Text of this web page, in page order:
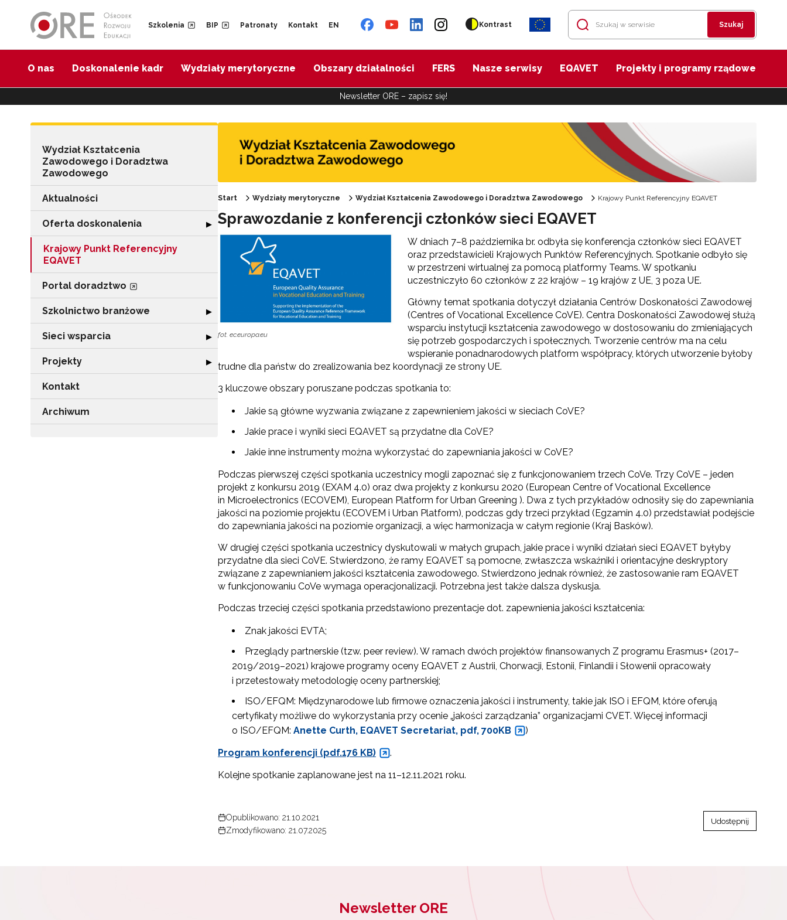
Szkolenia BIP Patronaty Kontakt EN Kontrast Szukaj
O nas Doskonalenie kadr Wydziały merytoryczne Obszary działalności FERS Nasze serwisy EQAVET Projekty i programy rządowe
Newsletter ORE – zapisz się!
Wydział Kształcenia
Zawodowego i Doradztwa
Zawodowego
Aktualności
Oferta doskonalenia Rozwiń sekcję "Oferta doskonalenia"
▶
Krajowy Punkt Referencyjny
EQAVET
Portal doradztwo
Szkolnictwo branżowe Rozwiń sekcję "Szkolnictwo branżowe"
▶
Sieci wsparcia Rozwiń sekcję "Sieci wsparcia"
▶
Projekty Rozwiń sekcję "Projekty"
▶
Kontakt
Archiwum
Start Wydziały merytoryczne Wydział Kształcenia Zawodowego i Doradztwa Zawodowego Krajowy Punkt Referencyjny EQAVET
Sprawozdanie z konferencji członków sieci EQAVET
fot. ec.europa.eu
W dniach 7–8 października br. odbyła się konferencja członków sieci EQAVET
oraz przedstawicieli Krajowych Punktów Referencyjnych. Spotkanie odbyło się
w przestrzeni wirtualnej za pomocą platformy Teams. W spotkaniu
uczestniczyło 60 członków z 22 krajów – 19 krajów z UE, 3 poza UE.
Główny temat spotkania dotyczył działania Centrów Doskonałości Zawodowej
(Centres of Vocational Excellence CoVE). Centra Doskonałości Zawodowej służą
wsparciu instytucji kształcenia zawodowego w dostosowaniu do zmieniających
się potrzeb gospodarczych i społecznych. Tworzenie centrów ma na celu
wspieranie ponadnarodowych platform współpracy, których utworzenie byłoby
trudne dla państw do zrealizowania bez koordynacji ze strony UE.
3 kluczowe obszary poruszane podczas spotkania to:
Jakie są główne wyzwania związane z zapewnieniem jakości w sieciach CoVE?
Jakie prace i wyniki sieci EQAVET są przydatne dla CoVE?
Jakie inne instrumenty można wykorzystać do zapewniania jakości w CoVE?
Podczas pierwszej części spotkania uczestnicy mogli zapoznać się z funkcjonowaniem trzech CoVe. Trzy CoVE – jeden
projekt z konkursu 2019 (EXAM 4.0) oraz dwa projekty z konkursu 2020 (European Centre of Vocational Excellence
in Microelectronics (ECOVEM), European Platform for Urban Greening ). Dwa z tych przykładów odnosiły się do zapewniania
jakości na poziomie projektu (ECOVEM i Urban Platform), podczas gdy trzeci przykład (Egzamin 4.0) przedstawiał podejście
do zapewniania jakości na poziomie organizacji, a więc harmonizacja w całym regionie (Kraj Basków).
W drugiej części spotkania uczestnicy dyskutowali w małych grupach, jakie prace i wyniki działań sieci EQAVET byłyby
przydatne dla sieci CoVE. Stwierdzono, że ramy EQAVET są pomocne, zwłaszcza wskaźniki i orientacyjne deskryptory
związane z zapewnianiem jakości kształcenia zawodowego. Stwierdzono jednak również, że zastosowanie ram EQAVET
w funkcjonowaniu CoVe wymaga operacjonalizacji. Potrzebna jest także dalsza dyskusja.
Podczas trzeciej części spotkania przedstawiono prezentacje dot. zapewnienia jakości kształcenia:
Znak jakości EVTA;
Przeglądy partnerskie (tzw. peer review). W ramach dwóch projektów finansowanych Z programu Erasmus+ (2017–
2019/2019–2021) krajowe programy oceny EQAVET z Austrii, Chorwacji, Estonii, Finlandii i Słowenii opracowały
i przetestowały metodologię oceny partnerskiej;
ISO/EFQM: Międzynarodowe lub firmowe oznaczenia jakości i instrumenty, takie jak ISO i EFQM, które oferują
certyfikaty możliwe do wykorzystania przy ocenie „jakości zarządzania” organizacjami CVET. Więcej informacji
o ISO/EFQM: Anette Curth, EQAVET Secretariat, pdf, 700KB
)
Program konferencji (pdf.176 KB)
.
Kolejne spotkanie zaplanowane jest na 11–12.11.2021 roku.
Opublikowano: 21.10.2021
Zmodyfikowano: 21.07.2025
Udostępnij
Newsletter ORE
Newsletter ORE
Zapisz się i bądź na bieżąco z najnowszymi informacjami
o szkoleniach i programach.
Zapisuję się